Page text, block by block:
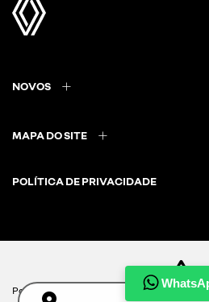
NOVOS
MAPA DO SITE
POLÍTICA DE PRIVACIDADE
Para otimizar sua experiência durante a